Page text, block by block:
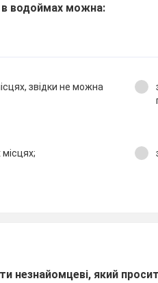
в водоймах можна:
звідки не можна
незнайомцеві, який